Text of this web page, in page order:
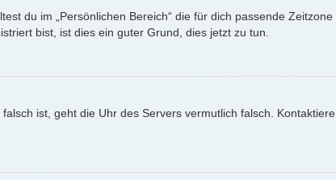
du im „Persönlichen Bereich“ die für dich passende
bist, ist dies ein guter Grund, dies jetzt zu tun.
ist, geht die Uhr des Servers vermutlich falsch.